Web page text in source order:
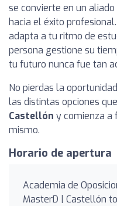
se convierte en un
hacia el éxito
adapta a tu ritmo de
persona gestione su
tu futuro nunca fue tan
No pierdas la
las distintas opciones
Castellón y comienza a
mismo.
Horario de apertura
Academia de
MasterD | Castellón